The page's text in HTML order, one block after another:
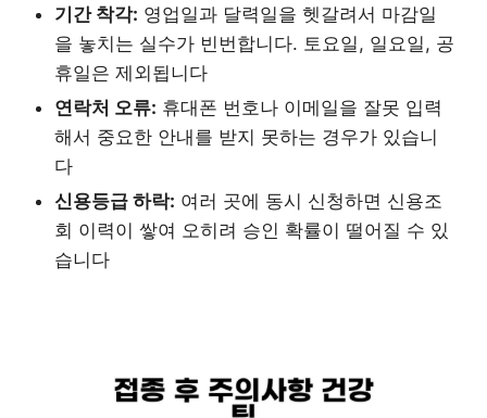
기간 착각: 영업일과 달력일을 헷갈려서 마감일
을 놓치는 실수가 빈번합니다. 토요일, 일요일, 공
휴일은 제외됩니다
연락처 오류: 휴대폰 번호나 이메일을 잘못 입력
해서 중요한 안내를 받지 못하는 경우가 있습니
다
신용등급 하락: 여러 곳에 동시 신청하면 신용조
회 이력이 쌓여 오히려 승인 확률이 떨어질 수 있
습니다